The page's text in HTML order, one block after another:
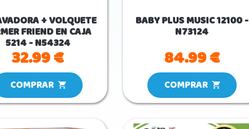
+ VOLQUETE
FRIEND EN CAJA
5214 - N54324
32.99 €
COMPRAR
BABY PLUS MUSIC 12100 -
N73124
84.99 €
COMPRAR